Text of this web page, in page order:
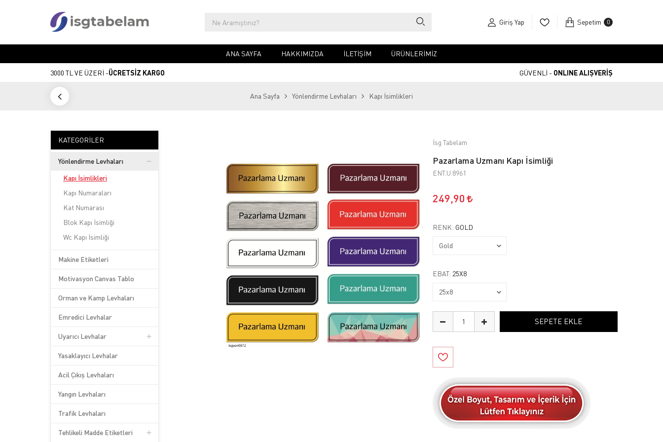
Giriş Yap Sepetim 0
ANA SAYFA HAKKIMIZDA İLETIŞIM ÜRÜNLERİMİZ
3000 TL VE ÜZERİ -ÜCRETSİZ KARGO GÜVENLİ - ONLINE ALIŞVERİŞ
Ana Sayfa Yönlendirme Levhaları Kapı İsimlikleri
KATEGORILER
Yönlendirme Levhaları
Kapı İsimlikleri
Kapı Numaraları
Kat Numarası
Blok Kapı İsimliği
Wc Kapı İsimliği
Makine Etiketleri
Motivasyon Canvas Tablo
Orman ve Kamp Levhaları
Emredici Levhalar
Uyarıcı Levhalar
Yasaklayıcı Levhalar
Acil Çıkış Levhaları
Yangın Levhaları
Trafik Levhaları
Tehlikeli Madde Etiketleri
İsg Tabelam
Pazarlama Uzmanı Kapı İsimliği
ENT.U.8961
249,90
RENK: GOLD
EBAT: 25X8
SEPETE EKLE